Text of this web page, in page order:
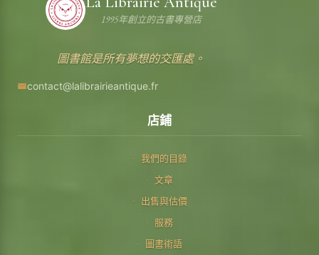
1995年創立的古書專營店
圖書館是所有夢想的交匯處。
contact@lalibrairieantique.fr
店鋪
我們的目錄
文章
出售與估價
服務
圖書術語